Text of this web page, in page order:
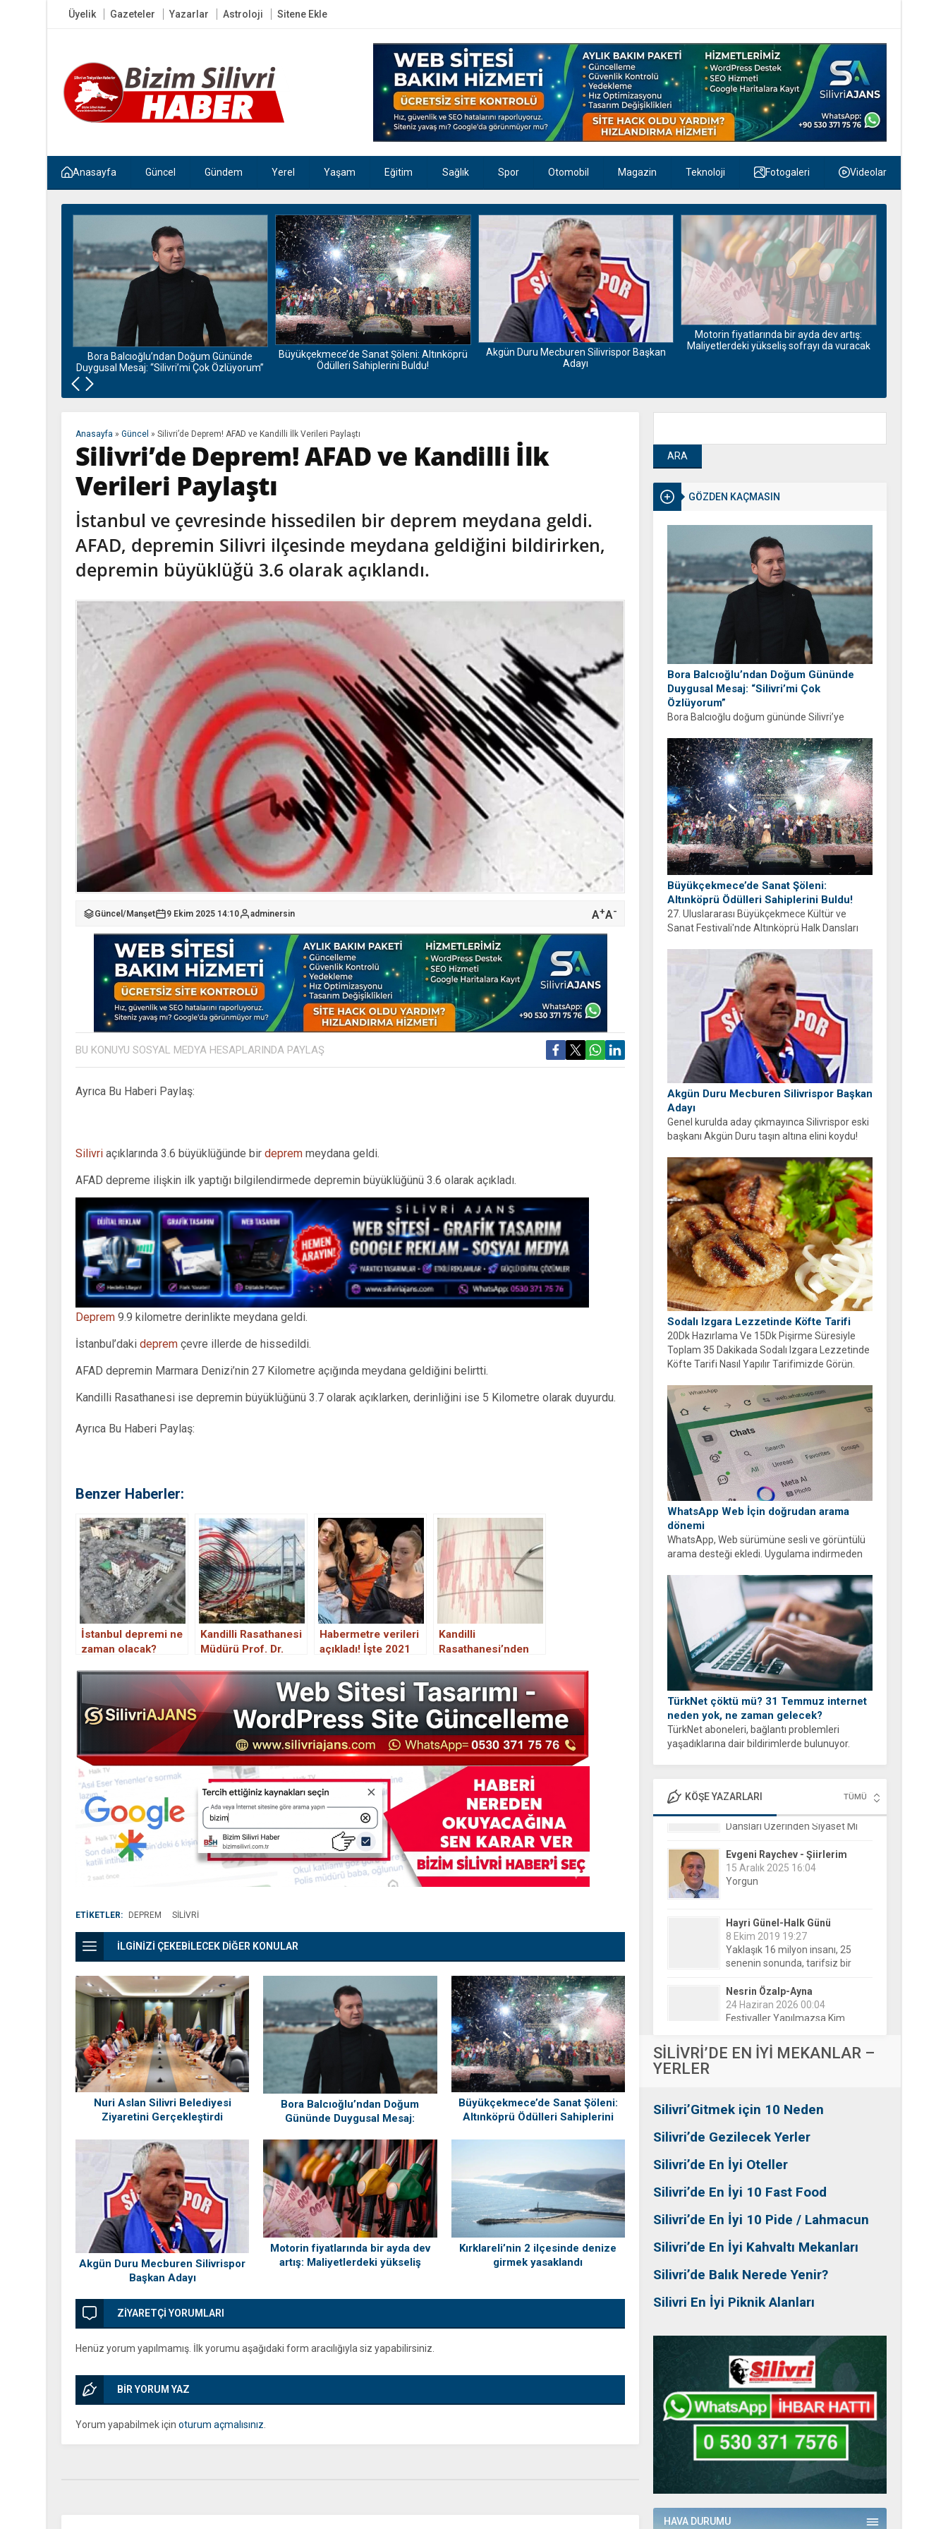
Üyelik Gazeteler Yazarlar Astroloji Sitene Ekle
Anasayfa Güncel Gündem Yerel Yaşam Eğitim Sağlık Spor Otomobil Magazin Teknoloji Fotogaleri Videolar
Bora Balcıoğlu’ndan Doğum Gününde
Duygusal Mesaj: “Silivri’mi Çok Özlüyorum”
Büyükçekmece’de Sanat Şöleni: Altınköprü
Ödülleri Sahiplerini Buldu!
Akgün Duru Mecburen Silivrispor Başkan
Adayı
Motorin fiyatlarında bir ayda dev artış:
Maliyetlerdeki yükseliş sofrayı da vuracak
GÖZDEN KAÇMASIN
Bora Balcıoğlu’ndan Doğum Gününde
Duygusal Mesaj: “Silivri’mi Çok
Özlüyorum”
Bora Balcıoğlu doğum gününde Silivri’ye
ayrıyım” diyen Balcıoğlu, bir sonraki doğum
gününü ailesi ve hemşehrileriyle birlikte
geçirmeyi diledi.
Büyükçekmece’de Sanat Şöleni:
Altınköprü Ödülleri Sahiplerini Buldu!
27. Uluslararası Büyükçekmece Kültür ve
Sanat Festivali'nde Altınköprü Halk Dansları
Akgün Duru Mecburen Silivrispor Başkan
Adayı
Genel kurulda aday çıkmayınca Silivrispor eski
başkanı Akgün Duru taşın altına elini koydu!
açıkladı.
Sodalı Izgara Lezzetinde Köfte Tarifi
20Dk Hazırlama Ve 15Dk Pişirme Süresiyle
Toplam 35 Dakikada Sodalı Izgara Lezzetinde
Köfte Tarifi Nasıl Yapılır Tarifimizde Görün.
WhatsApp Web İçin doğrudan arama
dönemi
WhatsApp, Web sürümüne sesli ve görüntülü
arama desteği ekledi. Uygulama indirmeden
yapabilirsiniz.
TürkNet çöktü mü? 31 Temmuz internet
neden yok, ne zaman gelecek?
TürkNet aboneleri, bağlantı problemleri
yaşadıklarına dair bildirimlerde bulunuyor.
durumu öğrenmeye...
KÖŞE YAZARLARI TÜMÜ
15 Aralık 2025 16:04
Yorgun
8 Ekim 2019 19:27
Yaklaşık 16 milyon insanı, 25
senenin sonunda, tarifsiz bir
belirsizliğin ortasına bıraktılar!
24 Haziran 2026 00:04
Festivaller Yapılmazsa Kim
Kaybeder? Üreticiden Esnafa,
Tansu Bayrakdar-Biz diyoruz
ki
Ersin Özalp-Gerçekler
Silivri’de Uluslararası Halk
Yapılıyor?
SİLİVRİ’DE EN İYİ MEKANLAR –
YERLER
Silivri’Gitmek için 10 Neden
Silivri’de Gezilecek Yerler
Silivri’de En İyi Oteller
Silivri’de En İyi 10 Fast Food
Silivri’de En İyi 10 Pide / Lahmacun
Silivri’de En İyi Kahvaltı Mekanları
Silivri’de Balık Nerede Yenir?
Silivri En İyi Piknik Alanları
HAVA DURUMU
Anasayfa » Güncel » Silivri’de Deprem! AFAD ve Kandilli İlk Verileri Paylaştı
Silivri’de Deprem! AFAD ve Kandilli İlk
Verileri Paylaştı
İstanbul ve çevresinde hissedilen bir deprem meydana geldi.
AFAD, depremin Silivri ilçesinde meydana geldiğini bildirirken,
depremin büyüklüğü 3.6 olarak açıklandı.
Güncel /Manşet 9 Ekim 2025 14:10 adminersin A+A-
BU KONUYU SOSYAL MEDYA HESAPLARINDA PAYLAŞ
Ayrıca Bu Haberi Paylaş:
Silivri açıklarında 3.6 büyüklüğünde bir deprem meydana geldi.
AFAD depreme ilişkin ilk yaptığı bilgilendirmede depremin büyüklüğünü 3.6 olarak açıkladı.
Deprem 9.9 kilometre derinlikte meydana geldi.
İstanbul’daki deprem çevre illerde de hissedildi.
AFAD depremin Marmara Denizi’nin 27 Kilometre açığında meydana geldiğini belirtti.
Kandilli Rasathanesi ise depremin büyüklüğünü 3.7 olarak açıklarken, derinliğini ise 5 Kilometre olarak duyurdu.
Ayrıca Bu Haberi Paylaş:
Benzer Haberler:
İstanbul depremi ne
zaman olacak?
ne zaman deprem
olacak? Kandilli’den
İstanbul için
korkutan tahmin!
Kandilli Rasathanesi
Müdürü Prof. Dr.
Üzerinde Bir Deprem
Yaşayacağımız Açık
Habermetre verileri
açıkladı! İşte 2021
habere konu olan
fenomenler
Kandilli
Rasathanesi’nden
ETİKETLER: DEPREM SILIVRI
İLGİNİZİ ÇEKEBİLECEK DİĞER KONULAR
Nuri Aslan Silivri Belediyesi
Ziyaretini Gerçekleştirdi
Bora Balcıoğlu’ndan Doğum
Gününde Duygusal Mesaj:
Büyükçekmece’de Sanat Şöleni:
Altınköprü Ödülleri Sahiplerini
Akgün Duru Mecburen Silivrispor
Başkan Adayı
Motorin fiyatlarında bir ayda dev
artış: Maliyetlerdeki yükseliş
Kırklareli’nin 2 ilçesinde denize
girmek yasaklandı
ZİYARETÇİ YORUMLARI
Henüz yorum yapılmamış. İlk yorumu aşağıdaki form aracılığıyla siz yapabilirsiniz.
BİR YORUM YAZ
Yorum yapabilmek için oturum açmalısınız